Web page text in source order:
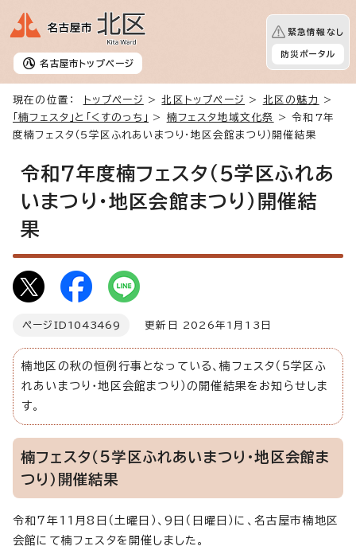
名古屋市 トップページ
緊急情報なし
防災ポータル
現在の位置： トップページ >北区トップページ > 北区の魅力
>
「楠フェスタ」と「くすのっち」
> 楠フェスタ地域文化祭
> 令和7年
度楠フェスタ（5学区ふれあいまつり・地区会館まつり）開催結果
令和7年度楠フェスタ（5学区ふれあ
いまつり・地区会館まつり）開催結
果
ページID 1043469 更新日 2026年1月13日
楠地区の秋の恒例行事となっている、楠フェスタ（5学区ふ
れあいまつり・地区会館まつり）の開催結果をお知らせしま
す。
楠フェスタ（5学区ふれあいまつり・地区会館ま
つり）開催結果
令和7年11月8日（土曜日）、9日（日曜日）に、名古屋市楠地区
会館にて楠フェスタを開催しました。